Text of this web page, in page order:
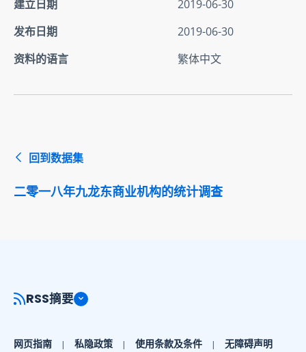
建立日期
2019-06-30
发布日期
2019-06-30
资料的语言
繁体中文
回到数据集
二零一八年九龙东商业机构的统计调查
RSS摘要
网页指南 私隐政策 使用条款及条件 无障碍声明